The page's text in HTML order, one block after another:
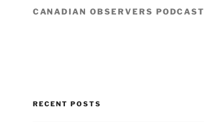
CANADIAN OBSERVERS PODCAST
RECENT POSTS